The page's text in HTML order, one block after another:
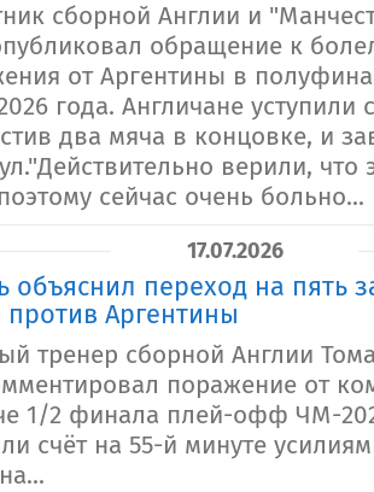
сборной Англии и
обращение к
от Аргентины в
года. Англичане уступили
два мяча в концовке, и
верили, что
сейчас очень больно...
17.07.2026
объяснил переход на пять
против Аргентины
тренер сборной Англии
поражение от
1/2 финала плей-офф ЧМ-
счёт на 55-й минуте